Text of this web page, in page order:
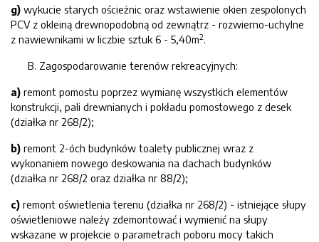
g) wykucie starych ościeżnic oraz wstawienie okien zespolonych
PCV z okleiną drewnopodobną od zewnątrz - rozwierno-uchylne
z nawiewnikami w liczbie sztuk 6 - 5,40m2.
Zagospodarowanie terenów rekreacyjnych:
a) remont pomostu poprzez wymianę wszystkich elementów
konstrukcji, pali drewnianych i pokładu pomostowego z desek
(działka nr 268/2);
b) remont 2-óch budynków toalety publicznej wraz z
wykonaniem nowego deskowania na dachach budynków
(działka nr 268/2 oraz działka nr 88/2);
c) remont oświetlenia terenu (działka nr 268/2) - istniejące słupy
oświetleniowe należy zdemontować i wymienić na słupy
wskazane w projekcie o parametrach poboru mocy takich